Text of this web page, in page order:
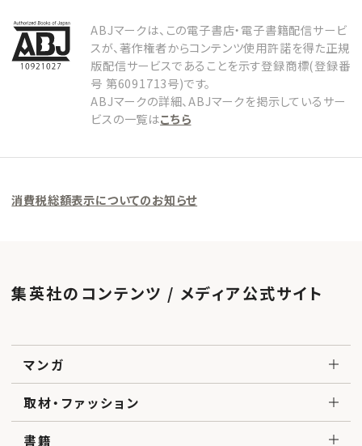
ABJマークは、この電子書店・電子書籍配信サービ
スが、著作権者からコンテンツ使用許諾を得た正規
版配信サービスであることを示す登録商標(登録番
号 第6091713号)です。
ABJマークの詳細、ABJマークを掲示しているサー
ビスの一覧はこちら
消費税総額表示についてのお知らせ
集英社のコンテンツ / メディア公式サイト
マンガ
取材・ファッション
書籍